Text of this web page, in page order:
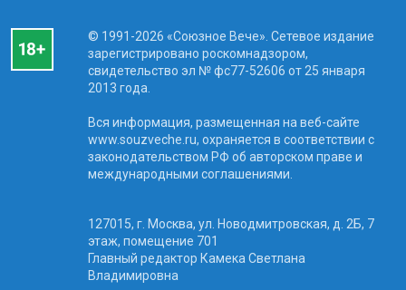
© 1991-2026 «Союзное Вече». Сетевое издание
зарегистрировано роскомнадзором,
свидетельство эл № фc77-52606 от 25 января
2013 года.
Вся информация, размещенная на веб-сайте
www.souzveche.ru, охраняется в соответствии с
законодательством РФ об авторском праве и
международными соглашениями.
127015, г. Москва, ул. Новодмитровская, д. 2Б, 7
этаж, помещение 701
Главный редактор Камека Светлана
Владимировна